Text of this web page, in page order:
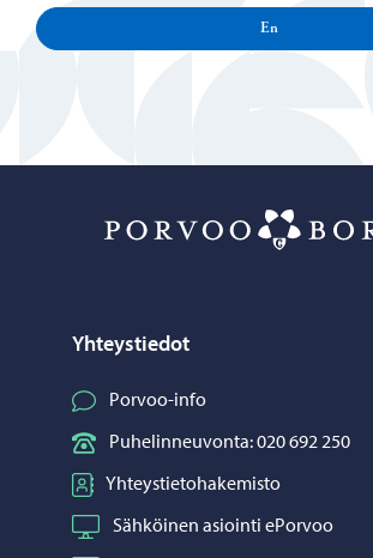
En
Yhteystiedot
Porvoo-info
Puhelinneuvonta: 020 692 250
Yhteystietohakemisto
Sähköinen asiointi ePorvoo